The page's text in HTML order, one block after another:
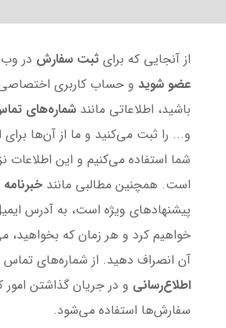
از آنجایی که برای ثبت سفارش در
عضو شوید و حساب کاربری اختصاصی
باشید، اطلاعاتی مانند شماره‌های
و... را ثبت می‌کنید و ما از آن‌ها برای
شما استفاده می‌کنیم و این اطلاعات
است. همچنین مطالبی مانند خبرنامه
پیشنهادهای ویژه است، به آدرس
خواهیم کرد و هر زمان که بخواهید،
آن انصراف دهید. از شماره‌های تماس
اطلاع‌رسانی و در جریان گذاشتن امور
سفارش‌ها استفاده می‌شود.